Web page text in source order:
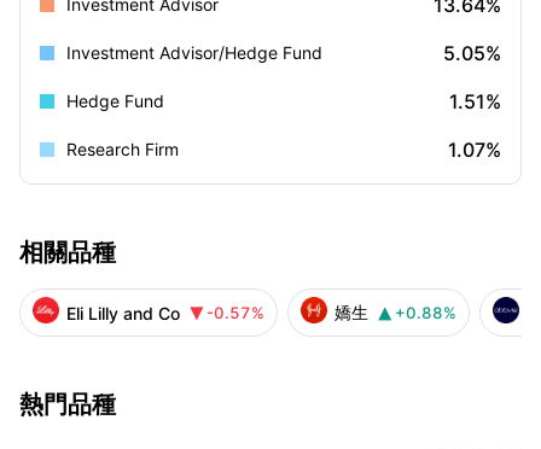
Investment Advisor 13.64%
Investment Advisor/Hedge Fund 5.05%
Hedge Fund 1.51%
Research Firm 1.07%
相關品種
Eli Lilly and Co  -0.57% 嬌生  +0.88%
熱門品種